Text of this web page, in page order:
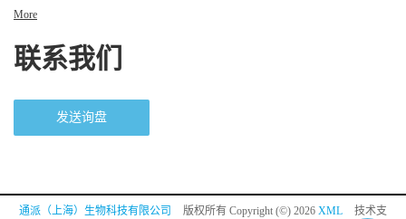
More
联系我们
发送询盘
通派（上海）生物科技有限公司 版权所有 Copyright (©) 2026 XML 技术支